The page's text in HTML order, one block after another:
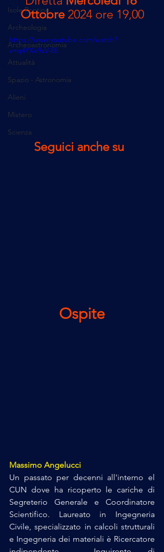
Isole Pontine
Archeologia
Archeoastronomia
Attualità
Spazio - Astronomia
Alieni
Mistero
Scienza
Ottobre 2024 ore 19,00
https://www.youtube.com/watch?
v=q4YXo9zV-8E
Seguici anche su
Ospite
Massimo Angelucci
Un passato per decenni all'interno el
CUN dove ha ricoperto le cariche di
Segreterio Generale e Coordinatore
Scientifico. Laureato in Ingegneria
Civile, specializzato in calcoli strutturali
e Ingegneria dei materiali è Ricercatore